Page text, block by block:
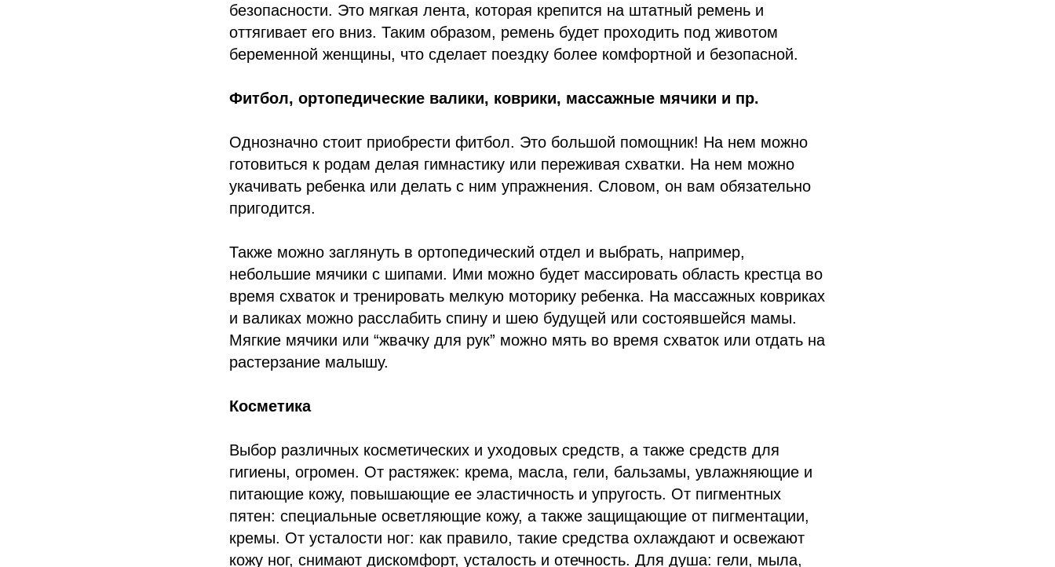
безопасности. Это мягкая лента, которая крепится на штатный ремень и
оттягивает его вниз. Таким образом, ремень будет проходить под животом
беременной женщины, что сделает поездку более комфортной и безопасной.
Фитбол, ортопедические валики, коврики, массажные мячики и пр.
Однозначно стоит приобрести фитбол. Это большой помощник! На нем можно
готовиться к родам делая гимнастику или переживая схватки. На нем можно
укачивать ребенка или делать с ним упражнения. Словом, он вам обязательно
пригодится.
Также можно заглянуть в ортопедический отдел и выбрать, например,
небольшие мячики с шипами. Ими можно будет массировать область крестца во
время схваток и тренировать мелкую моторику ребенка. На массажных ковриках
и валиках можно расслабить спину и шею будущей или состоявшейся мамы.
Мягкие мячики или “жвачку для рук” можно мять во время схваток или отдать на
растерзание малышу.
Косметика
Выбор различных косметических и уходовых средств, а также средств для
гигиены, огромен. От растяжек: крема, масла, гели, бальзамы, увлажняющие и
питающие кожу, повышающие ее эластичность и упругость. От пигментных
пятен: специальные осветляющие кожу, а также защищающие от пигментации,
кремы. От усталости ног: как правило, такие средства охлаждают и освежают
кожу ног, снимают дискомфорт, усталость и отечность. Для душа: гели, мыла,